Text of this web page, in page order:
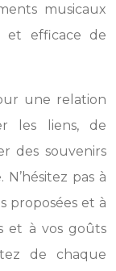
musicaux
et efficace de
une relation
les liens, de
des souvenirs
pas à
proposées et à
et à vos goûts
de chaque